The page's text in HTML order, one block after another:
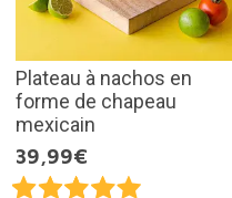
Plateau à nachos en
forme de chapeau
mexicain
39,99€